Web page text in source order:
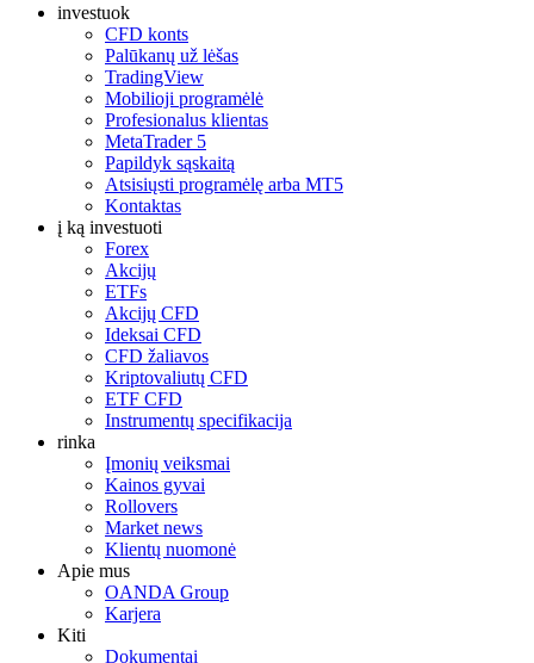
investuok
CFD konts
Palūkanų už lėšas
TradingView
Mobilioji programėlė
Profesionalus klientas
MetaTrader 5
Papildyk sąskaitą
Atsisiųsti programėlę arba MT5
Kontaktas
į ką investuoti
Forex
Akcijų
ETFs
Akcijų CFD
Ideksai CFD
CFD žaliavos
Kriptovaliutų CFD
ETF CFD
Instrumentų specifikacija
rinka
Įmonių veiksmai
Kainos gyvai
Rollovers
Market news
Klientų nuomonė
Apie mus
OANDA Group
Karjera
Kiti
Dokumentai